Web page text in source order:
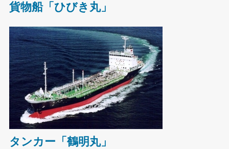
貨物船「ひびき丸」
タンカー「鶴明丸」